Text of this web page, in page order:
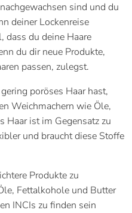
sind und du
deiner Lockenreise
dass du deine Haare
du dir neue Produkte,
passen, zulegst.
poröses Haar hast,
Weichmachern wie Öle,
Haar ist im Gegensatz zu
und braucht diese Stoffe
Produkte zu
Fettalkohole und Butter
INCIs zu finden sein